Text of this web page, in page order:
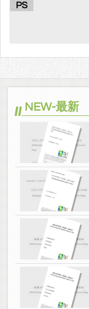
PS
NEW-最新